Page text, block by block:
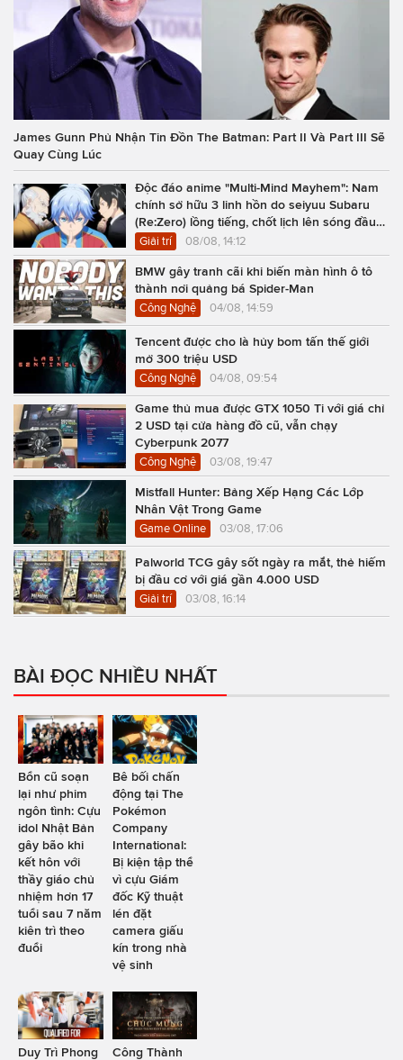
James Gunn Phủ Nhận Tin Đồn The Batman: Part II Và Part III Sẽ
Quay Cùng Lúc
Độc đáo anime "Multi-Mind Mayhem": Nam
chính sở hữu 3 linh hồn do seiyuu Subaru
(Re:Zero) lồng tiếng, chốt lịch lên sóng đầu
năm 2027
Giải trí 08/08, 14:12
BMW gây tranh cãi khi biến màn hình ô tô
thành nơi quảng bá Spider-Man
Công Nghệ 04/08, 14:59
Tencent được cho là hủy bom tấn thế giới
mở 300 triệu USD
Công Nghệ 04/08, 09:54
Game thủ mua được GTX 1050 Ti với giá chỉ
2 USD tại cửa hàng đồ cũ, vẫn chạy
Cyberpunk 2077
Công Nghệ 03/08, 19:47
Mistfall Hunter: Bảng Xếp Hạng Các Lớp
Nhân Vật Trong Game
Game Online 03/08, 17:06
Palworld TCG gây sốt ngày ra mắt, thẻ hiếm
bị đầu cơ với giá gần 4.000 USD
Giải trí 03/08, 16:14
BÀI ĐỌC NHIỀU NHẤT
Bổn cũ soạn
lại như phim
ngôn tình: Cựu
idol Nhật Bản
gây bão khi
kết hôn với
thầy giáo chủ
nhiệm hơn 17
tuổi sau 7 năm
kiên trì theo
đuổi
Bê bối chấn
động tại The
Pokémon
Company
International:
Bị kiện tập thể
vì cựu Giám
đốc Kỹ thuật
lén đặt
camera giấu
kín trong nhà
vệ sinh
Duy Trì Phong
Công Thành